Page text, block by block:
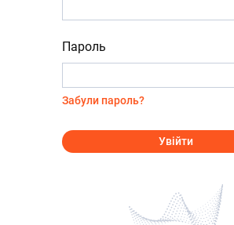
Пароль
Забули пароль?
Увійти